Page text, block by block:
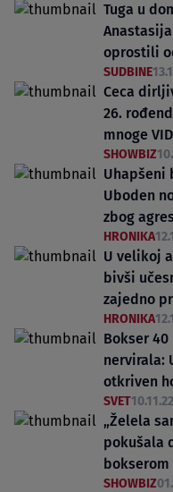
Tuga u
oprostili
SUDBINE
Ceca
26.
mnoge
SHOWBIZ
Uhapšeni
Uboden
zbog
HRONIKA
U velikoj
bivši
zajedno
HRONIKA
Bokser
nervirala:
otkriven
SVET
„Želela
pokušala
bokserom
SHOWBIZ